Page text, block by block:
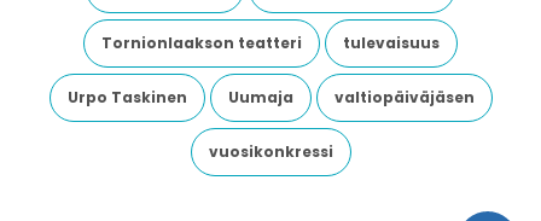
Tornionlaakson teatteri tulevaisuus
Urpo Taskinen Uumaja valtiopäiväjäsen
vuosikonkressi